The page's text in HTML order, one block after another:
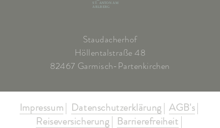
ST. ANTON AM
ARLBERG
Staudacherhof
Höllentalstraße 48
82467 Garmisch-Partenkirchen
Impressum Datenschutzerklärung
AGB's
Reiseversicherung
Barrierefreiheit